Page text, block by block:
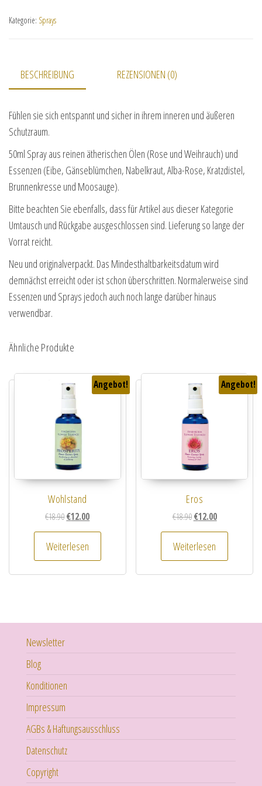
Kategorie: Sprays
BESCHREIBUNG REZENSIONEN (0)
Fühlen sie sich entspannt und sicher in ihrem inneren und äußeren
Schutzraum.
50ml Spray aus reinen ätherischen Ölen (Rose und Weihrauch) und
Essenzen (Eibe, Gänseblümchen, Nabelkraut, Alba-Rose, Kratzdistel,
Brunnenkresse und Moosauge).
Bitte beachten Sie ebenfalls, dass für Artikel aus dieser Kategorie
Umtausch und Rückgabe ausgeschlossen sind. Lieferung so lange der
Vorrat reicht.
Neu und originalverpackt. Das Mindesthaltbarkeitsdatum wird
demnächst erreicht oder ist schon überschritten. Normalerweise sind
Essenzen und Sprays jedoch auch noch lange darüber hinaus
verwendbar.
Ähnliche Produkte
Angebot!
Wohlstand
€18.90Ursprünglicher Preis war: €18.90
€12.00Aktueller Preis ist: €12.00.
Weiterlesen
Angebot!
Eros
€18.90 Ursprünglicher Preis
€12.00Aktueller Preis
Weiterlesen
Newsletter
Blog
Konditionen
Impressum
AGBs & Haftungsausschluss
Datenschutz
Copyright